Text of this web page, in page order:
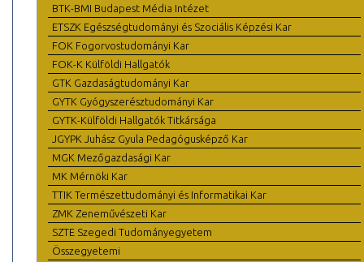
BTK-BMI Budapest Média Intézet
ETSZK Egészségtudományi és Szociális Képzési Kar
FOK Fogorvostudományi Kar
FOK-K Külföldi Hallgatók
GTK Gazdaságtudományi Kar
GYTK Gyógyszerésztudományi Kar
GYTK-Külföldi Hallgatók Titkársága
JGYPK Juhász Gyula Pedagógusképző Kar
MGK Mezőgazdasági Kar
MK Mérnöki Kar
TTIK Természettudományi és Informatikai Kar
ZMK Zeneművészeti Kar
SZTE Szegedi Tudományegyetem
Összegyetemi